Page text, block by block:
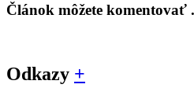
Článok môžete komentovať
Odkazy +